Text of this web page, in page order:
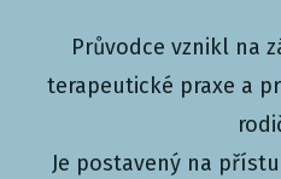
Průvodce vznikl na
terapeutické praxe a
Je postavený na